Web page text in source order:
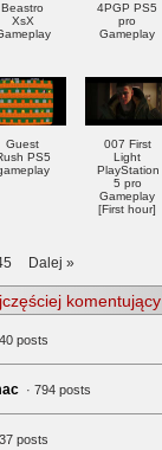
Beastro
XsX
4PGP PS5
pro
Gameplay
Guest
PS5
007 First
Light
PlayStation
5 pro
Gameplay
[First hour]
Dalej »
komentujący
posts
· 794 posts
posts